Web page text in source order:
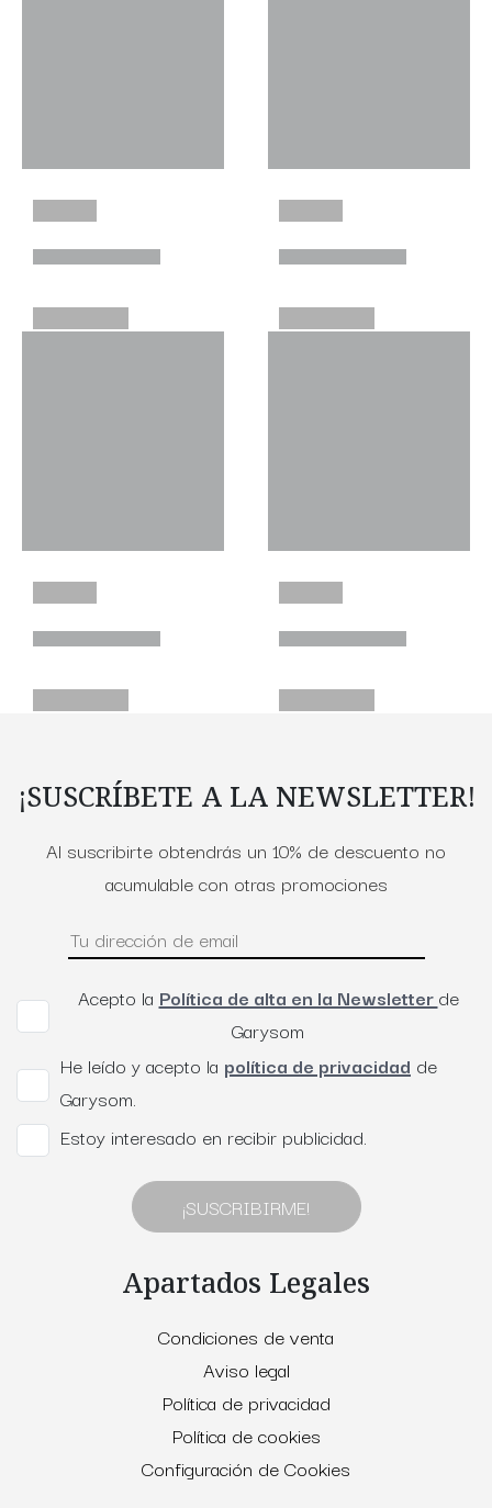
¡SUSCRÍBETE A LA NEWSLETTER!
Al suscribirte obtendrás un 10% de descuento no
acumulable con otras promociones
Acepto la Política de alta en la Newsletterde
Garysom
He leído y acepto la política de privacidad de
Garysom.
Estoy interesado en recibir publicidad.
¡SUSCRIBIRME!
Apartados Legales
Condiciones de venta
Aviso legal
Política de privacidad
Política de cookies
Configuración de Cookies